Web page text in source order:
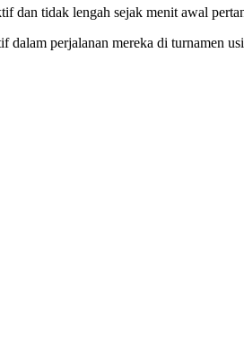
dan tidak lengah sejak menit awal
perjalanan mereka di turnamen